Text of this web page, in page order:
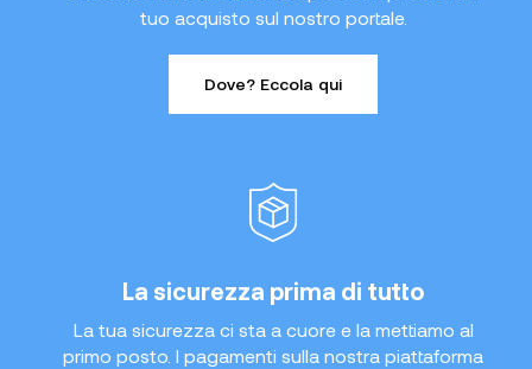
tuo acquisto sul nostro portale.
Dove? Eccola qui
La sicurezza prima di tutto
La tua sicurezza ci sta a cuore e la mettiamo al
primo posto. I pagamenti sulla nostra piattaforma